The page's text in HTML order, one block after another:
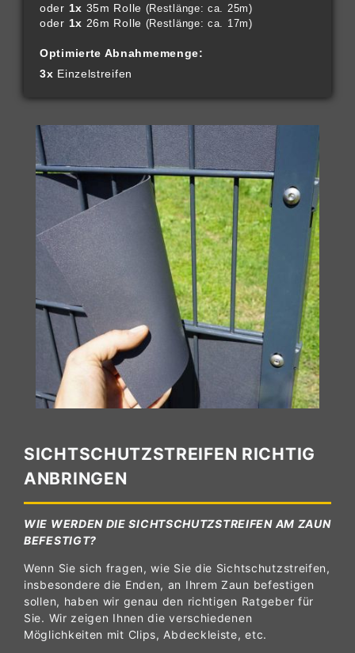
oder 1x 35m Rolle (Restlänge: ca. 25m)
oder 1x 26m Rolle (Restlänge: ca. 17m)
Optimierte Abnahmemenge:
3x Einzelstreifen
SICHTSCHUTZSTREIFEN RICHTIG
ANBRINGEN
WIE WERDEN DIE SICHTSCHUTZSTREIFEN AM ZAUN
BEFESTIGT?
Wenn Sie sich fragen, wie Sie die Sichtschutzstreifen,
insbesondere die Enden, an Ihrem Zaun befestigen
sollen, haben wir genau den richtigen Ratgeber für
Sie. Wir zeigen Ihnen die verschiedenen
Möglichkeiten mit Clips, Abdeckleiste, etc.